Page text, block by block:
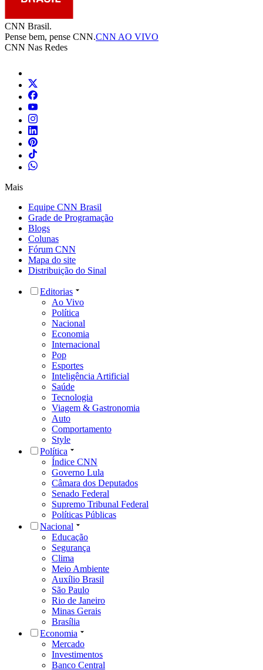
CNN Brasil.
Pense bem, pense CNN.CNN AO VIVO
CNN Nas Redes
Mais
Equipe CNN Brasil
Grade de Programação
Blogs
Colunas
Fórum CNN
Mapa do site
Distribuição do Sinal
Editorias
Ao Vivo
Política
Nacional
Economia
Internacional
Pop
Esportes
Inteligência Artificial
Saúde
Tecnologia
Viagem & Gastronomia
Auto
Comportamento
Style
Política
Índice CNN
Governo Lula
Câmara dos Deputados
Senado Federal
Supremo Tribunal Federal
Políticas Públicas
Nacional
Educação
Segurança
Clima
Meio Ambiente
Auxílio Brasil
São Paulo
Rio de Janeiro
Minas Gerais
Brasília
Economia
Mercado
Investimentos
Banco Central